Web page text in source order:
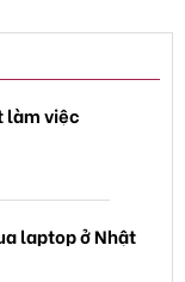
làm việc
laptop ở Nhật